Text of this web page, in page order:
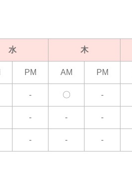
水 木
PM AM PM
- 〇 -
- - -
- - -